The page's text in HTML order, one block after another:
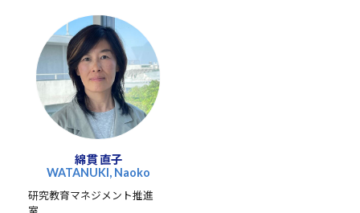
綿貫 直子
WATANUKI, Naoko
研究教育マネジメント推進
室